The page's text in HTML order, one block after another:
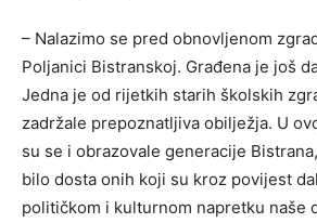
– Nalazimo se pred obnovljenom
Poljanici Bistranskoj. Građena je još
Jedna je od rijetkih starih školskih
zadržale prepoznatljiva obilježja. U
su se i obrazovale generacije
bilo dosta onih koji su kroz povijest
političkom i kulturnom napretku naše